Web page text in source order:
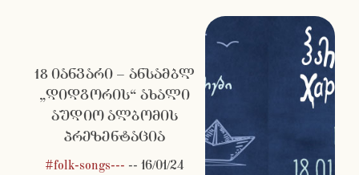
18 იანვარი – ანსამბლ
„დიდგორის“ ახალი
აუდიო ალბომის
პრეზენტაცია
#folk-songs--- -- 16/01/24